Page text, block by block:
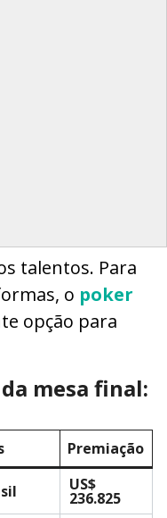
talentos. Para
o poker
opção para
mesa final:
Premiação
US$
236.825